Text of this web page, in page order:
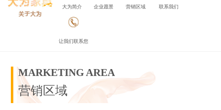
大为简介 企业愿景 营销区域 联系我们
让我们联系您
MARKETING AREA
营销区域